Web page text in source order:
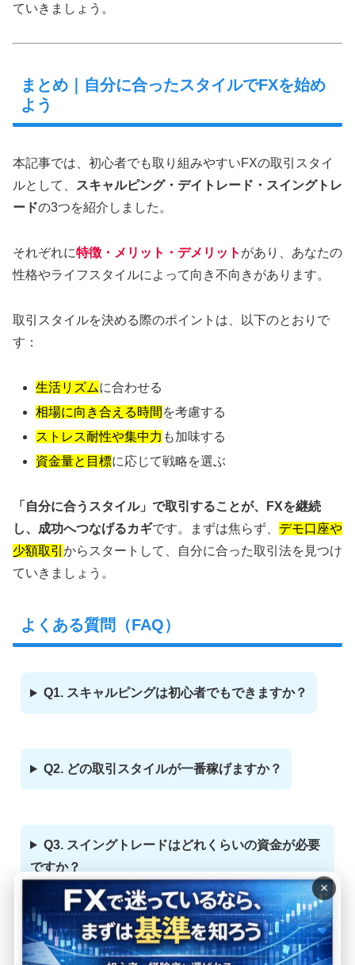
ていきましょう。
まとめ｜自分に合ったスタイルでFXを始め
よう
本記事では、初心者でも取り組みやすいFXの取引スタイ
ルとして、
スキャルピング・デイトレード・スイングトレ
ードの3つを紹介しました。
それぞれに特徴・メリット・デメリット があり、あなたの
性格やライフスタイルによって向き不向きがあります。
取引スタイルを決める際のポイントは、以下のとおりで
す：
生活リズムに合わせる
相場に向き合える時間 を考慮する
ストレス耐性や集中力 も加味する
資金量と目標に応じて戦略を選ぶ
「自分に合うスタイル」で取引することが、FXを継続
し、成功へつなげるカギです。まずは焦らず、 デモ口座や
少額取引 からスタートして、自分に合った取引法を見つけ
ていきましょう。
よくある質問（FAQ）
Q1. スキャルピングは初心者でもできますか？
Q2. どの取引スタイルが一番稼げますか？
Q3. スイングトレードはどれくらいの資金が必要
ですか？
Q4. 取引スタイルを途中で変えてもいい？
×